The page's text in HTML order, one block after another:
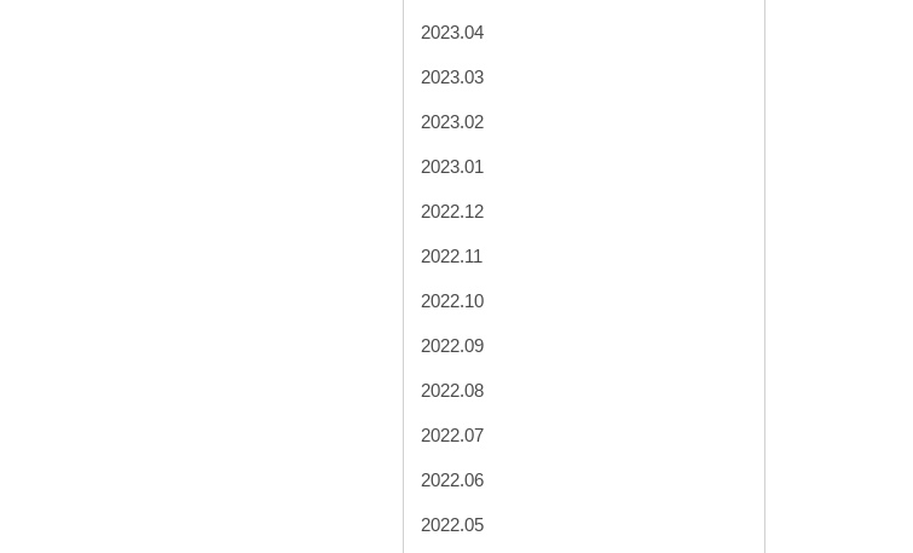
2023.04
2023.03
2023.02
2023.01
2022.12
2022.11
2022.10
2022.09
2022.08
2022.07
2022.06
2022.05